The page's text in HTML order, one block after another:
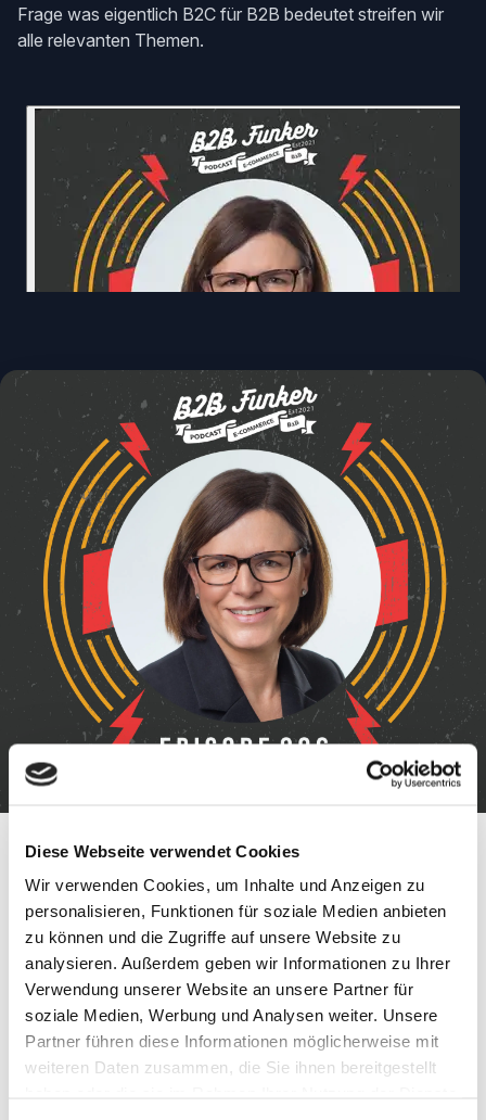
Diese Webseite verwendet Cookies
Wir verwenden Cookies, um Inhalte und Anzeigen zu
personalisieren, Funktionen für soziale Medien anbieten
zu können und die Zugriffe auf unsere Website zu
analysieren. Außerdem geben wir Informationen zu Ihrer
Verwendung unserer Website an unsere Partner für
soziale Medien, Werbung und Analysen weiter. Unsere
Partner führen diese Informationen möglicherweise mit
weiteren Daten zusammen, die Sie ihnen bereitgestellt
Frage was eigentlich B2C für B2B bedeutet streifen wir
alle relevanten Themen.
In Episode 6 des B2B Funkers unterhalten sich
Frau Sabine Heukrodt-Bauer von der Kanzlei
RESMEDIA und Michael Döhler über
Rechtsthemen im B2B E-Commerce.